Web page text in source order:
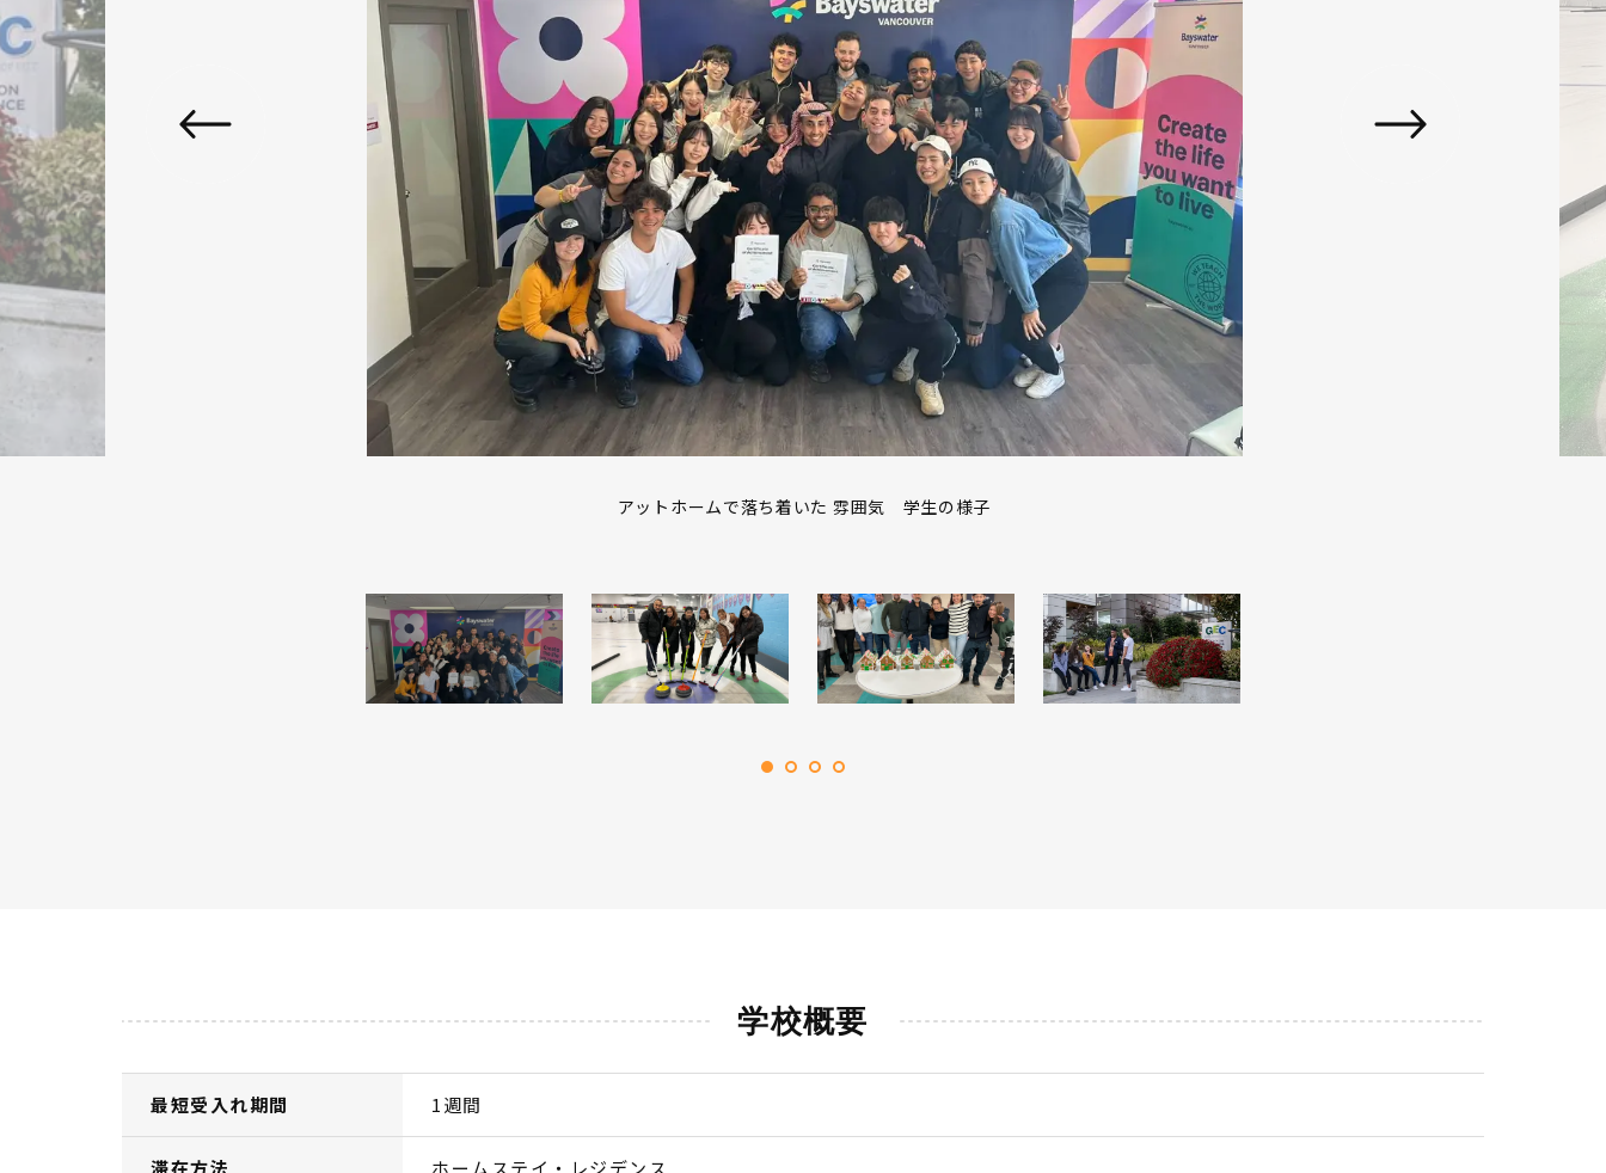
アットホームで落ち着いた 雰囲気 学生の様子
学校概要
最短受入れ期間 1週間
滞在方法 ホームステイ・レジデンス